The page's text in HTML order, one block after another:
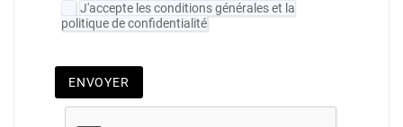
J'accepte les conditions générales et la
politique de confidentialité
ENVOYER